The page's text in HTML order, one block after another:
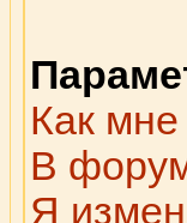
Как
В
Я